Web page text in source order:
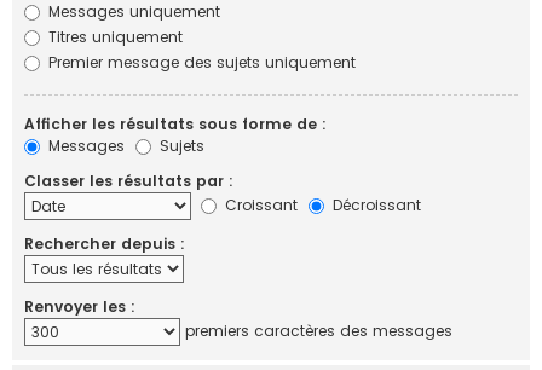
Messages uniquement
Titres uniquement
Premier message des sujets uniquement
Afficher les résultats sous forme de :
Messages
Sujets
Classer les résultats par :
Croissant
Décroissant
Rechercher depuis :
Renvoyer les :
premiers caractères des messages